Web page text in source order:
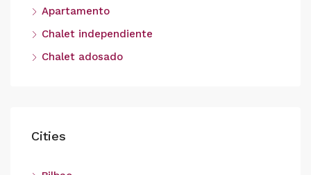
Apartamento
Chalet independiente
Chalet adosado
Cities